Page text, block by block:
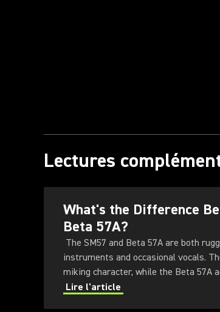
Lectures
What's the Difference
Beta 57A?
The SM57 and Beta 57A are both
instruments and occasional vocals.
miking character, while the Beta 57A
higher output, extended response, a
Lire l'article